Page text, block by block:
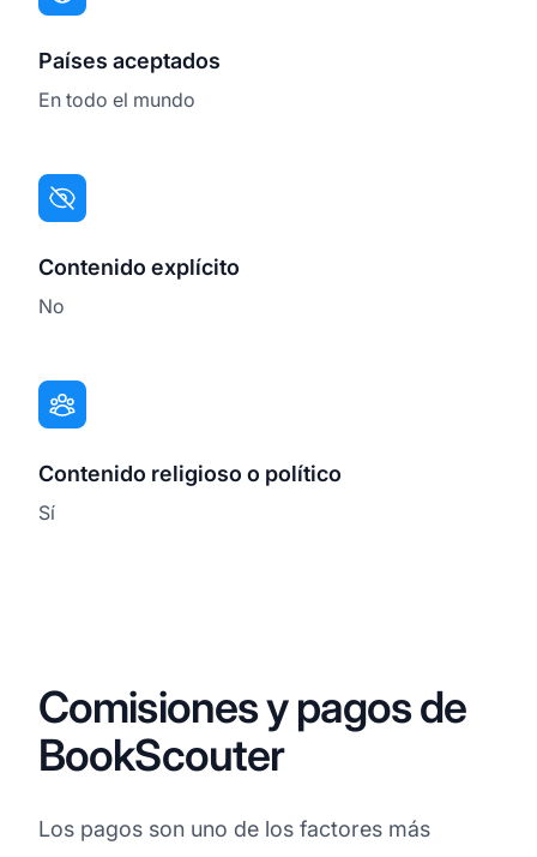
Países aceptados
En todo el mundo
Contenido explícito
No
Contenido religioso o político
Sí
Comisiones y pagos de
BookScouter
Los pagos son uno de los factores más